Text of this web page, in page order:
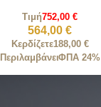
Τιμή752,00 €
564,00 €
Κερδίζετε188,00 €
ΠεριλαμβάνειΦΠΑ 24%